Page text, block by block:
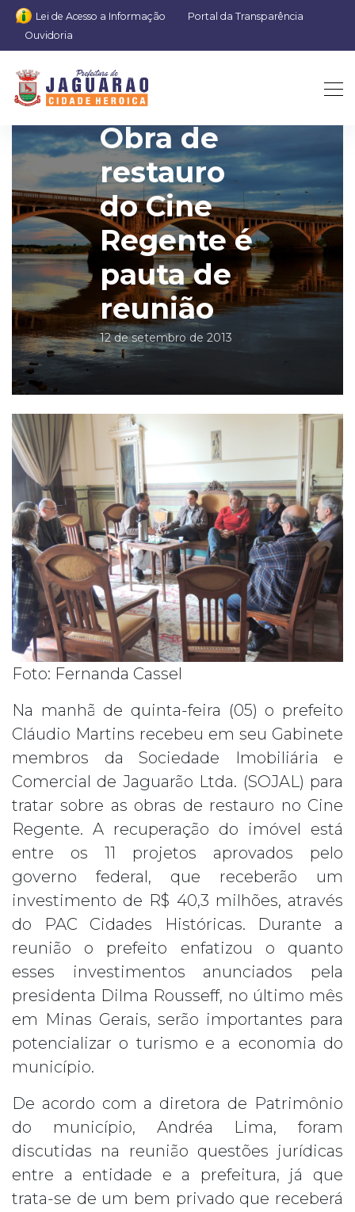
Lei de Acesso a Informação
Portal da Transparência
Ouvidoria
Obra de
restauro
do Cine
Regente é
pauta de
reunião
12 de setembro de 2013
Foto: Fernanda Cassel
Na manhã de quinta-feira (05) o prefeito
Cláudio Martins recebeu em seu Gabinete
membros da Sociedade Imobiliária e
Comercial de Jaguarão Ltda. (SOJAL) para
tratar sobre as obras de restauro no Cine
Regente. A recuperação do imóvel está
entre os 11 projetos aprovados pelo
governo federal, que receberão um
investimento de R$ 40,3 milhões, através
do PAC Cidades Históricas. Durante a
reunião o prefeito enfatizou o quanto
esses investimentos anunciados pela
presidenta Dilma Rousseff, no último mês
em Minas Gerais, serão importantes para
potencializar o turismo e a economia do
município.
De acordo com a diretora de Patrimônio
do município, Andréa Lima, foram
discutidas na reunião questões jurídicas
entre a entidade e a prefeitura, já que
trata-se de um bem privado que receberá